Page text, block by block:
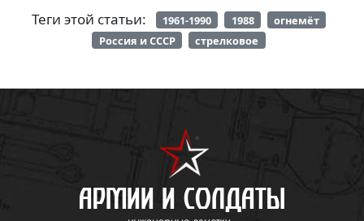
Теги этой статьи: 1961-1990 1988
огнемёт
Россия и СССР
стрелковое